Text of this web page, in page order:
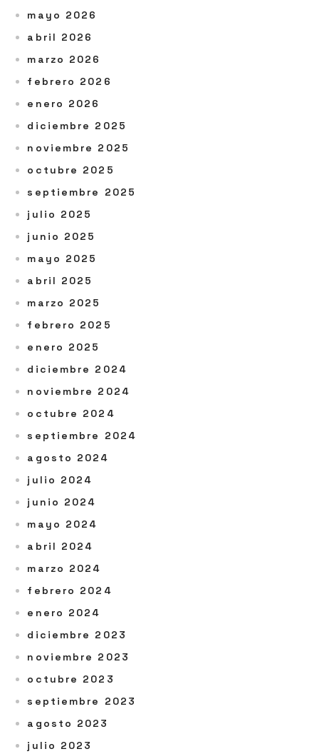
mayo 2026
abril 2026
marzo 2026
febrero 2026
enero 2026
diciembre 2025
noviembre 2025
octubre 2025
septiembre 2025
julio 2025
junio 2025
mayo 2025
abril 2025
marzo 2025
febrero 2025
enero 2025
diciembre 2024
noviembre 2024
octubre 2024
septiembre 2024
agosto 2024
julio 2024
junio 2024
mayo 2024
abril 2024
marzo 2024
febrero 2024
enero 2024
diciembre 2023
noviembre 2023
octubre 2023
septiembre 2023
agosto 2023
julio 2023